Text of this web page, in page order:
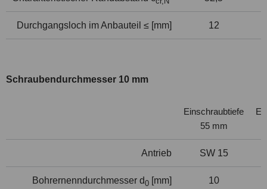
Durchgangsloch im Anbauteil ≤ [mm] 12
Schraubendurchmesser 10 mm
Einschraubtiefe
55 mm
Antrieb SW 15
Bohrernenndurchmesser d0 [mm] 10